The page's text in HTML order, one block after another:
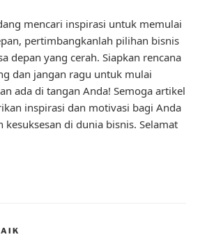
mencari inspirasi untuk memulai
pertimbangkanlah pilihan bisnis
depan yang cerah. Siapkan rencana
dan jangan ragu untuk mulai
ada di tangan Anda! Semoga artikel
inspirasi dan motivasi bagi Anda
di dunia bisnis. Selamat